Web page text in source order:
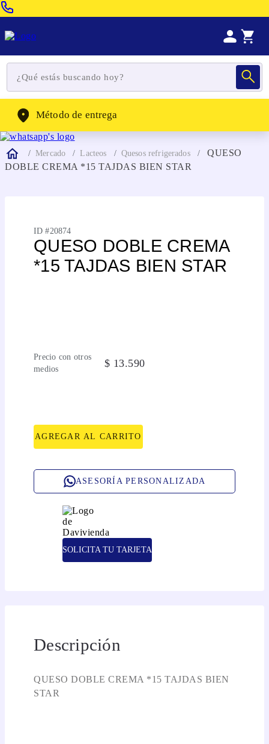
WhatsApp: (302) 262-4104
Método de entrega
Mercado Lacteos Quesos refrigerados
QUESO
DOBLE CREMA *15 TAJDAS BIEN STAR
ID #20874
QUESO DOBLE CREMA
*15 TAJDAS BIEN STAR
Precio con otros
medios
$ 13.590
AGREGAR AL CARRITO
ASESORÍA PERSONALIZADA
SOLICITA TU TARJETA
Descripción
QUESO DOBLE CREMA *15 TAJDAS BIEN
STAR